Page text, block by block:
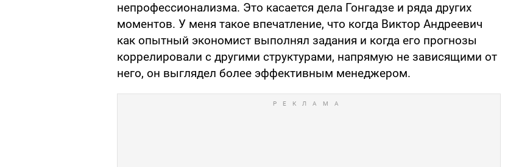
непрофессионализма. Это касается дела Гонгадзе и ряда других
моментов. У меня такое впечатление, что когда Виктор Андреевич
как опытный экономист выполнял задания и когда его прогнозы
коррелировали с другими структурами, напрямую не зависящими от
него, он выглядел более эффективным менеджером.